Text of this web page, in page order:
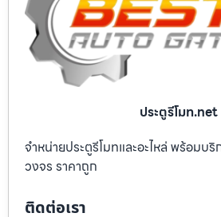
ประตูรีโมท.net
จำหน่ายประตูรีโมทและอะไหล่ พร้อมบ
วงจร ราคาถูก
ติดต่อเรา